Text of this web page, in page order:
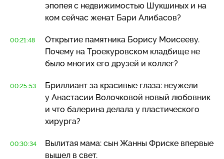
эпопея с недвижимостью Шукшиных и на
ком сейчас женат Бари Алибасов?
00:21:48
Открытие памятника Борису Моисееву.
Почему на Троекуровском кладбище не
было многих его друзей и коллег?
00:25:53
Бриллиант за красивые глаза: неужели
у Анастасии Волочковой новый любовник
и что балерина делала у пластического
хирурга?
00:30:34
Вылитая мама: сын Жанны Фриске впервые
вышел в свет.